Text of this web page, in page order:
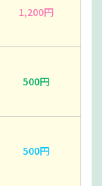
1,200円
500円
500円